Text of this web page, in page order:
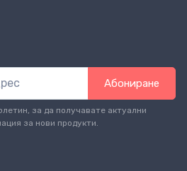
Абониране
за да получавате актуални
за нови продукти.